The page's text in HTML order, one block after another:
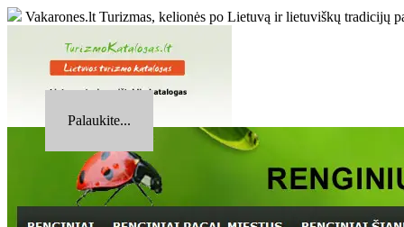
Vakarones.lt Turizmas, kelionės po Lietuvą ir lietuviškų tradicijų
Palaukite...